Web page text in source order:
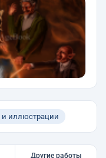
и иллюстрации
Другие работы